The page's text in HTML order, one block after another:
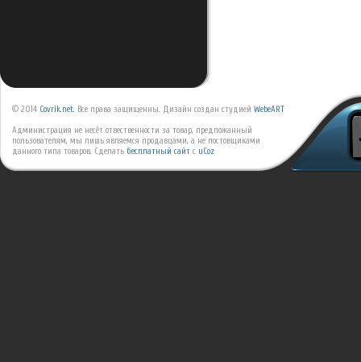
© 2014 Covrik.net. Все права защищенны. Дизайн создан студией WebeART
Администрация не несёт отвественности за товар, предложанный
пользователям, мы лишь являемся продавцами, а не постовщиками
данного типа товаров. Сделать бесплатный сайт с uCoz